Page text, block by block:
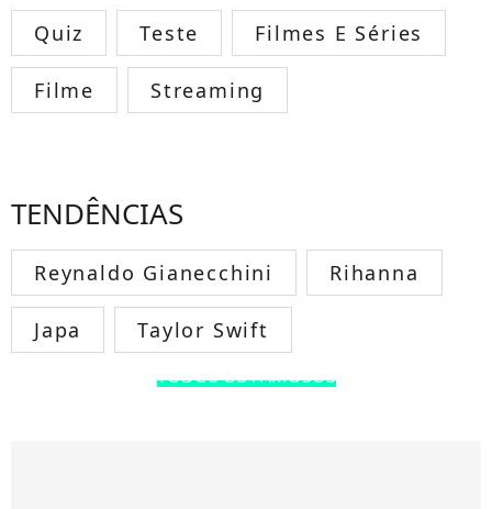
Quiz Teste Filmes E Séries
Filme Streaming
TENDÊNCIAS
Reynaldo Gianecchini Rihanna
Japa Taylor Swift
TODOS OS FAMOSOS